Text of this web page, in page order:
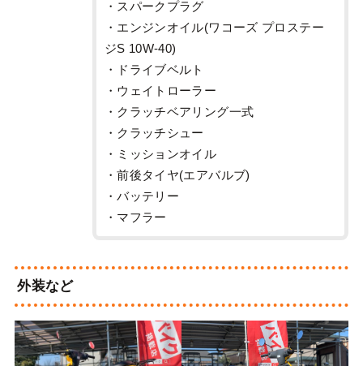
・スパークプラグ
・エンジンオイル(ワコーズ プロステー
ジS 10W-40)
・ドライブベルト
・ウェイトローラー
・クラッチベアリング一式
・クラッチシュー
・ミッションオイル
・前後タイヤ(エアバルブ)
・バッテリー
・マフラー
外装など